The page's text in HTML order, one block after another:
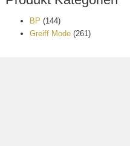
BP (144)
Greiff Mode (261)